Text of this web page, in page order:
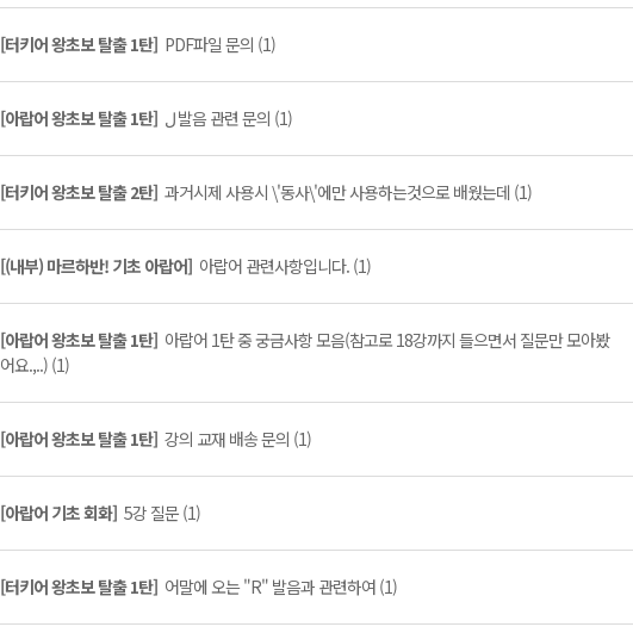
[터키어 왕초보 탈출 1탄] PDF파일 문의 (1)
[아랍어 왕초보 탈출 1탄] ل 발음 관련 문의 (1)
[터키어 왕초보 탈출 2탄] 과거시제 사용시 \'동사\'에만 사용하는것으로 배웠는데 (1)
[(내부) 마르하반! 기초 아랍어] 아랍어 관련사항입니다. (1)
[아랍어 왕초보 탈출 1탄] 아랍어 1탄 중 궁금사항 모음(참고로 18강까지 들으면서 질문만 모아봤
어요.,..) (1)
[아랍어 왕초보 탈출 1탄] 강의 교재 배송 문의 (1)
[아랍어 기초 회화] 5강 질문 (1)
[터키어 왕초보 탈출 1탄] 어말에 오는 "R" 발음과 관련하여 (1)